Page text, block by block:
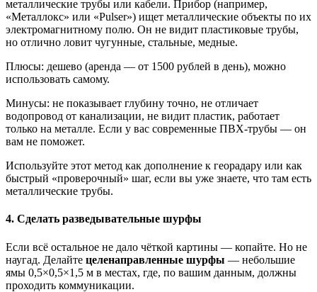
металлические трубы или кабели. Прибор (например,
«Металлокс» или «Pulser») ищет металлические объекты по их
электромагнитному полю. Он не видит пластиковые трубы,
но отлично ловит чугунные, стальные, медные.
Плюсы: дешево (аренда — от 1500 рублей в день), можно
использовать самому.
Минусы: не показывает глубину точно, не отличает
водопровод от канализации, не видит пластик, работает
только на металле. Если у вас современные ПВХ-трубы — он
вам не поможет.
Используйте этот метод как дополнение к георадару или как
быстрый «проверочный» шаг, если вы уже знаете, что там есть
металлические трубы.
4. Сделать разведывательные шурфы
Если всё остальное не дало чёткой картины — копайте. Но не
наугад. Делайте целенаправленные шурфы — небольшие
ямы 0,5×0,5×1,5 м в местах, где, по вашим данным, должны
проходить коммуникации.